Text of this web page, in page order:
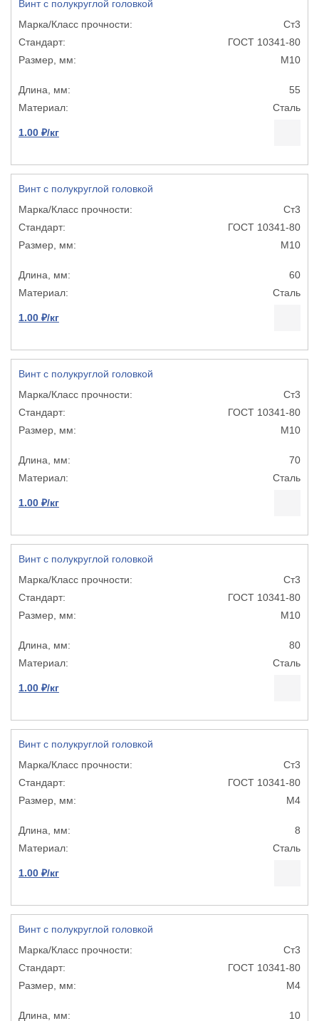
Винт с полукруглой головкой
Ст3
ГОСТ 10341-80
М10
55
Сталь
1.00 ₽/кг
Винт с полукруглой головкой
Ст3
ГОСТ 10341-80
М10
60
Сталь
1.00 ₽/кг
Винт с полукруглой головкой
Ст3
ГОСТ 10341-80
М10
70
Сталь
1.00 ₽/кг
Винт с полукруглой головкой
Ст3
ГОСТ 10341-80
М10
80
Сталь
1.00 ₽/кг
Винт с полукруглой головкой
Ст3
ГОСТ 10341-80
М4
8
Сталь
1.00 ₽/кг
Винт с полукруглой головкой
Ст3
ГОСТ 10341-80
М4
10